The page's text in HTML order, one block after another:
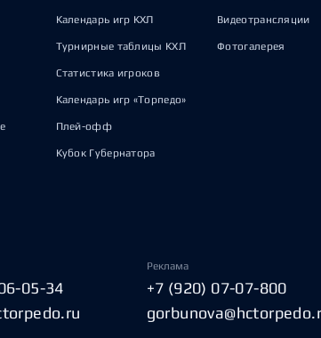
Календарь игр КХЛ
Турнирные таблицы КХЛ
Статистика игроков
Календарь игр «Торпедо»
Плей-офф
Кубок Губернатора
Видеотрансляции
Фотогалерея
05-34
Реклама
+7 (920) 07-07-800